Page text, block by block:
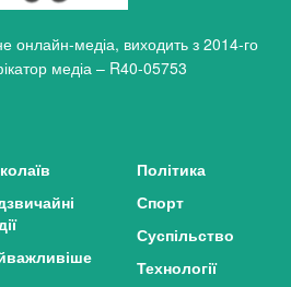
онлайн-медіа, виходить з 2014-го
медіа – R40-05753
Політика
Спорт
Суспільство
Технології